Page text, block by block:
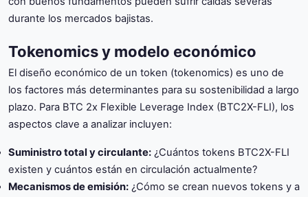
durante los mercados bajistas.
Tokenomics y modelo económico
El diseño económico de un token (tokenomics) es uno de
los factores más determinantes para su sostenibilidad a largo
plazo. Para BTC 2x Flexible Leverage Index (BTC2X-FLI), los
aspectos clave a analizar incluyen:
Suministro total y circulante: ¿Cuántos tokens BTC2X-FLI
existen y cuántos están en circulación actualmente?
Mecanismos de emisión: ¿Cómo se crean nuevos tokens y a